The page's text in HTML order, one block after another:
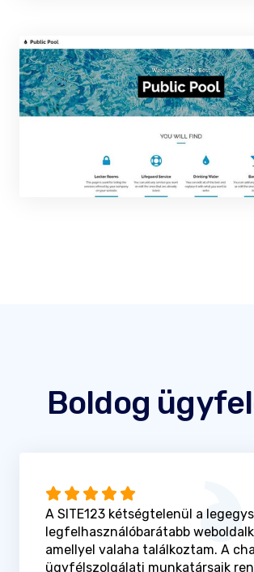
Boldog
A SITE123 kétségtelenül a
legfelhasználóbarátabb
amellyel valaha találkoztam. A
ügyfélszolgálati munkatársaik